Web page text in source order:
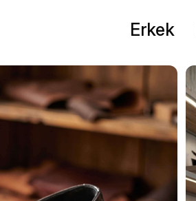
Erkek
Modelleri - İri Adam